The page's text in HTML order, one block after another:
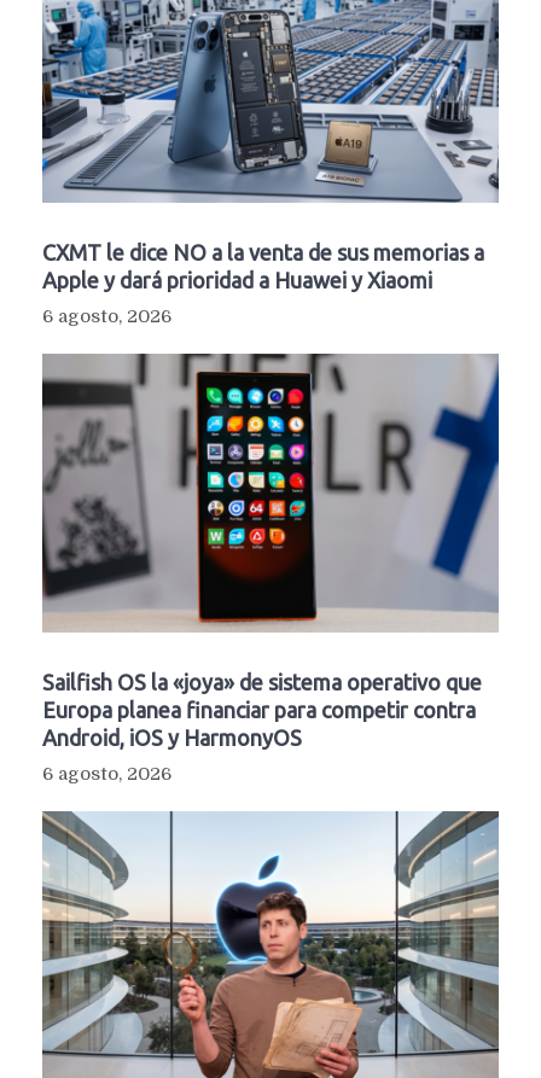
CXMT le dice NO a la venta de sus memorias a
Apple y dará prioridad a Huawei y Xiaomi
6 agosto, 2026
Sailfish OS la «joya» de sistema operativo que
Europa planea financiar para competir contra
Android, iOS y HarmonyOS
6 agosto, 2026